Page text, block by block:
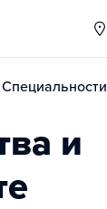
Специальности
и